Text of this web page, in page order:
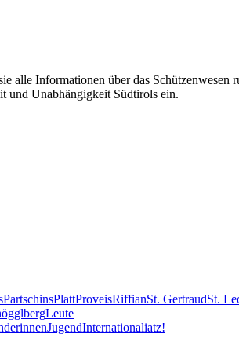
alle Informationen über das
und Unabhängigkeit Südtirols ein.
PartschinsPlattProveisRiffianSt. GertraudSt.
Leute
JugendInternationaliatz!